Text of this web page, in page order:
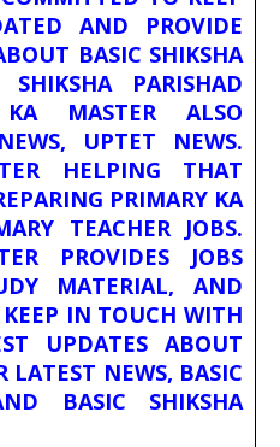
AND PROVIDE
BASIC SHIKSHA
PARISHAD
MASTER ALSO
UPTET NEWS.
HELPING THAT
PRIMARY KA
TEACHER JOBS.
PROVIDES JOBS
MATERIAL, AND
KEEP IN TOUCH WITH
UPDATES ABOUT
LATEST NEWS, BASIC
BASIC SHIKSHA